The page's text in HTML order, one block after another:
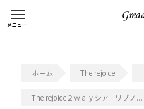
メニュー
#新作アイテム
The rejoice
The rejoice２ｗａｙシアーリブノ...